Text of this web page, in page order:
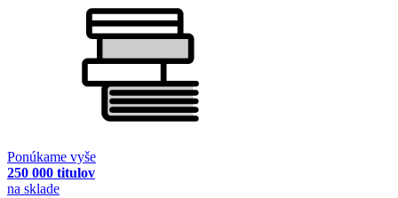
Ponúkame vyše
250 000 titulov
na sklade